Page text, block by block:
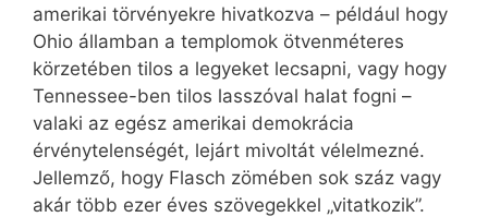
amerikai törvényekre hivatkozva – például hogy
Ohio államban a templomok ötvenméteres
körzetében tilos a legyeket lecsapni, vagy hogy
Tennessee-ben tilos lasszóval halat fogni –
valaki az egész amerikai demokrácia
érvénytelenségét, lejárt mivoltát vélelmezné.
Jellemző, hogy Flasch zömében sok száz vagy
akár több ezer éves szövegekkel „vitatkozik”.